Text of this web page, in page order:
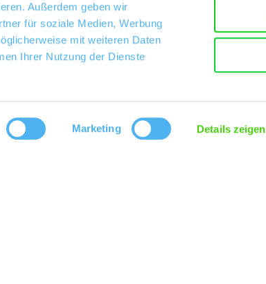
Außerdem geben wir
für soziale Medien, Werbung
mit weiteren Daten
Ihrer Nutzung der Dienste
Marketing Details zeigen